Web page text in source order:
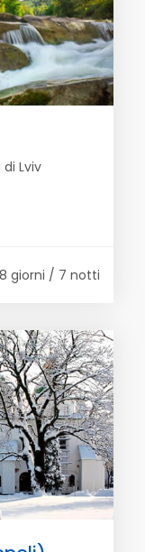
Lviv
8 giorni / 7 notti